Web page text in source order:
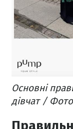
Основні
дівчат /